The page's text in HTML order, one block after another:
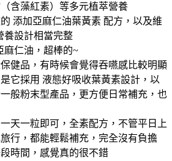
含藻紅素）等多元植萃營養
添加亞麻仁油葉黃素 配方，以及維
養設計相當完整
麻仁油，超棒的~
健品，有時候會覺得吞嚥感比較明顯
它採用 液態好吸收葉黃素設計，以
般粉末型產品，更方便日常補充，也
天一粒即可，全素配方，不管平日上
行，都能輕鬆補充，完全沒有負擔
時間，感覺真的很不錯